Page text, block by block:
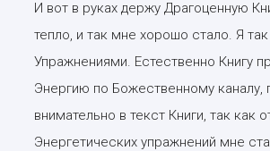
И вот в руках держу Драгоценную
тепло, и так мне хорошо стало. Я
Упражнениями. Естественно Книгу
Энергию по Божественному каналу,
внимательно в текст Книги, так
Энергетических упражнений мне